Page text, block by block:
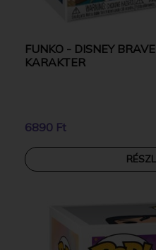
FUNKO - DISNEY
KARAKTER
6890 Ft